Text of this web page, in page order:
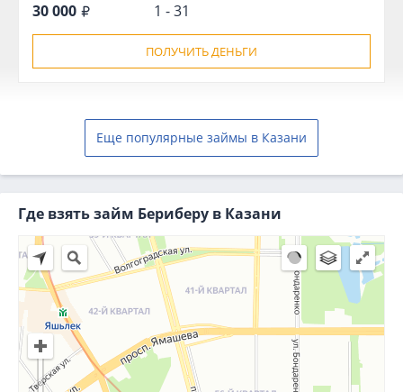
30 000 1 - 31
ПОЛУЧИТЬ ДЕНЬГИ
Еще популярные займы в Казани
Где взять займ Бериберу в Казани